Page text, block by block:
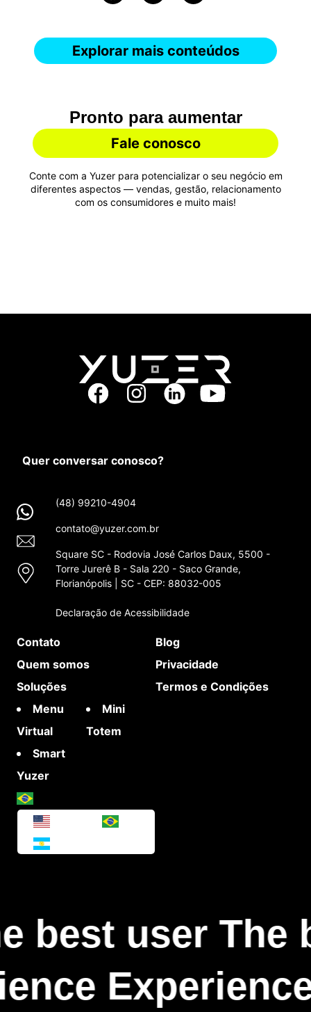
Explorar mais conteúdos
Pronto para aumentar
suas vendas?
Fale conosco
Conte com a Yuzer para potencializar o seu negócio em
diferentes aspectos — vendas, gestão, relacionamento
com os consumidores e muito mais!
Quer conversar conosco?
(48) 99210-4904
contato@yuzer.com.br
Square SC - Rodovia José Carlos Daux, 5500 -
Torre Jurerê B - Sala 220 - Saco Grande,
Florianópolis | SC - CEP: 88032-005
Declaração de Acessibilidade
Contato
Blog
Quem somos
Privacidade
Soluções
Menu
Virtual
Mini
Totem
Smart
Yuzer
Termos e Condições
best user The